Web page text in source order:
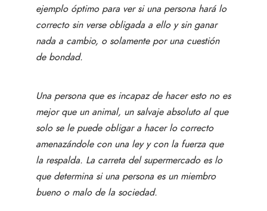
ejemplo óptimo para ver si una persona hará lo
correcto sin verse obligada a ello y sin ganar
nada a cambio, o solamente por una cuestión
de bondad.
Una persona que es incapaz de hacer esto no es
mejor que un animal, un salvaje absoluto al que
solo se le puede obligar a hacer lo correcto
amenazándole con una ley y con la fuerza que
la respalda. La carreta del supermercado es lo
que determina si una persona es un miembro
bueno o malo de la sociedad.